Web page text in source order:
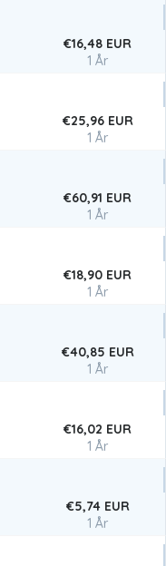
€16,48 EUR
1 År
€25,96 EUR
1 År
€60,91 EUR
1 År
€18,90 EUR
1 År
€40,85 EUR
1 År
€16,02 EUR
1 År
€5,74 EUR
1 År